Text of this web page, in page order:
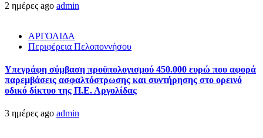
2 ημέρες ago admin
ΑΡΓΟΛΙΔΑ
Περιφέρεια Πελοποννήσου
Υπεγράφη σύμβαση προϋπολογισμού 450.000 ευρώ που αφορά
παρεμβάσεις ασφαλτόστρωσης και συντήρησης στο ορεινό
οδικό δίκτυο της Π.Ε. Αργολίδας
3 ημέρες ago admin